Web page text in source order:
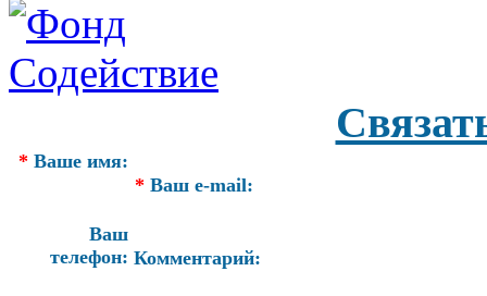
* Ваше имя:
* Ваш e-mail:
Ваш
телефон: Комментарий: